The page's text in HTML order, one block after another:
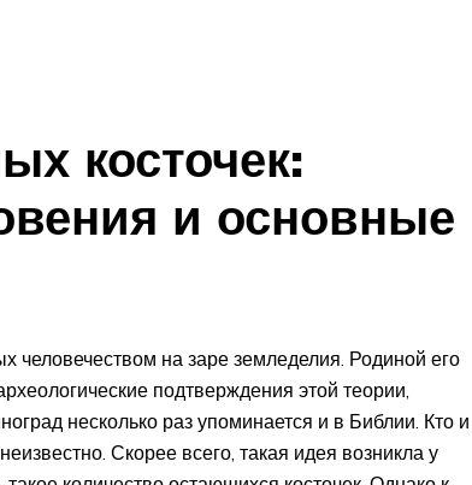
косточек:
и основные
человечеством на заре земледелия. Родиной его
подтверждения этой теории,
несколько раз упоминается и в Библии. Кто и
Скорее всего, такая идея возникла у